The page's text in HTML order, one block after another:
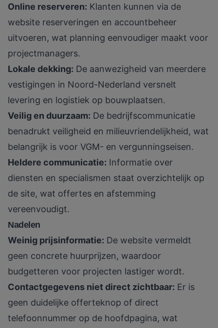
Online reserveren: Klanten kunnen via de
website reserveringen en accountbeheer
uitvoeren, wat planning eenvoudiger maakt voor
projectmanagers.
Lokale dekking: De aanwezigheid van meerdere
vestigingen in Noord-Nederland versnelt
levering en logistiek op bouwplaatsen.
Veilig en duurzaam: De bedrijfscommunicatie
benadrukt veiligheid en milieuvriendelijkheid, wat
belangrijk is voor VGM- en vergunningseisen.
Heldere communicatie: Informatie over
diensten en specialismen staat overzichtelijk op
de site, wat offertes en afstemming
vereenvoudigt.
Nadelen
Weinig prijsinformatie: De website vermeldt
geen concrete huurprijzen, waardoor
budgetteren voor projecten lastiger wordt.
Contactgegevens niet direct zichtbaar: Er is
geen duidelijke offerteknop of direct
telefoonnummer op de hoofdpagina, wat